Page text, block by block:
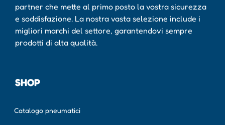
partner che mette al primo posto la vostra sicurezza
e soddisfazione. La nostra vasta selezione include i
migliori marchi del settore, garantendovi sempre
prodotti di alta qualità.
SHOP
Catalogo pneumatici